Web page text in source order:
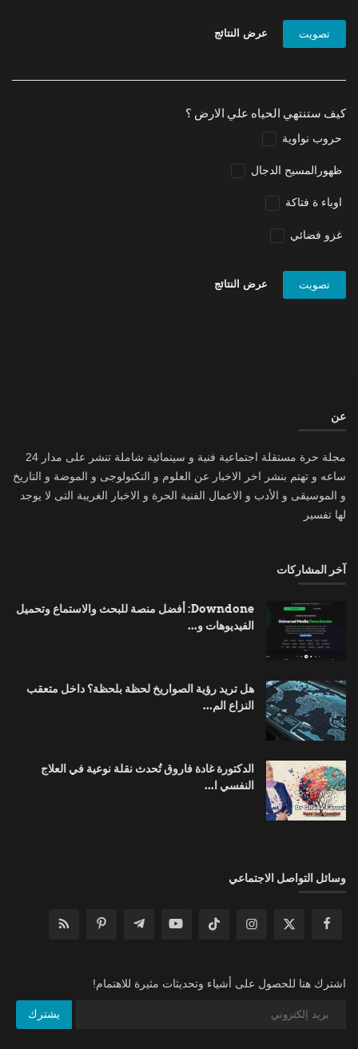
تصويت عرض النتائج
كيف ستنتهي الحياه علي الارض ؟
حروب نواوية
ظهورالمسيح الدجال
اوباء ة فتاكة
غزو فضائي
تصويت عرض النتائج
عن
مجلة حرة مستقلة اجتماعية فنية و سينمائية شاملة تنشر على مدار 24
ساعه و تهتم بنشر اخر الاخبار عن العلوم و التكنولوجى و الموضة و التاريخ
و الموسيقى و الأدب و الاعمال الفنية الحرة و الاخبار الغريبة التى لا يوجد
لها تفسير
آخر المشاركات
Downdone: أفضل منصة للبحث والاستماع وتحميل
الفيديوهات و...
هل تريد رؤية الصواريخ لحظة بلحظة؟ داخل متعقب
النزاع الم...
الدكتورة غادة فاروق تُحدث نقلة نوعية في العلاج
النفسي ا...
وسائل التواصل الاجتماعي
اشترك هنا للحصول على أشياء وتحديثات مثيرة للاهتمام!
يشترك